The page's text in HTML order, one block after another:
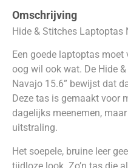
Omschrijving
Hide & Stitches Laptoptas
Een goede laptoptas
oog wil ook wat. De Hide
Navajo 15.6” bewijst dat
Deze tas is gemaakt voor
dagelijks meenemen,
uitstraling.
Het soepele, bruine leer